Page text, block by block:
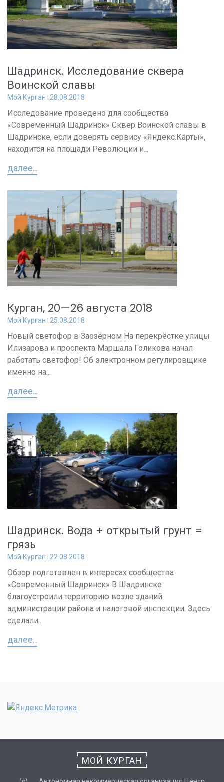
Шадринск. Исследование сквера
Воинской славы
Мой Курган 28.08.2018
Исследование проведено для сообщества
«Современный Шадринск» Сквер Воинской славы в
Шадринске, если доверять сервису «Яндекс.Карты»,
находится на площади Революции и...
далее...
Курган, 20—26 августа 2018
Мой Курган 25.08.2018
Новый светофор в Заозёрном На перекрёстке улицы
Илизарова и проспекта Маршала Голикова начал
работать светофор! Об электронном регулировщике
именно на...
далее...
Шадринск. Вода + открытый грунт =
грязь
Мой Курган 22.08.2018
Обзор подготовлен в интересах сообщества
«Современный Шадринск» В Шадринске
благоустроили территорию возле зданий
администрации района и налоговой инспекции. Здесь
сделали...
далее...
МОЙ КУРГАН